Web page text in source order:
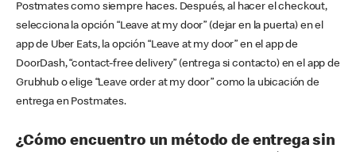
Postmates como siempre haces. Después, al hacer el checkout,
selecciona la opción “Leave at my door” (dejar en la puerta) en el
app de Uber Eats, la opción “Leave at my door” en el app de
DoorDash, “contact-free delivery” (entrega si contacto) en el app de
Grubhub o elige “Leave order at my door” como la ubicación de
entrega en Postmates.
¿Cómo encuentro un método de entrega sin